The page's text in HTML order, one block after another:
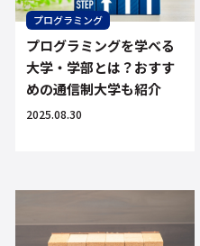
プログラミング
プログラミングを学べる
大学・学部とは？おすす
めの通信制大学も紹介
2025.08.30